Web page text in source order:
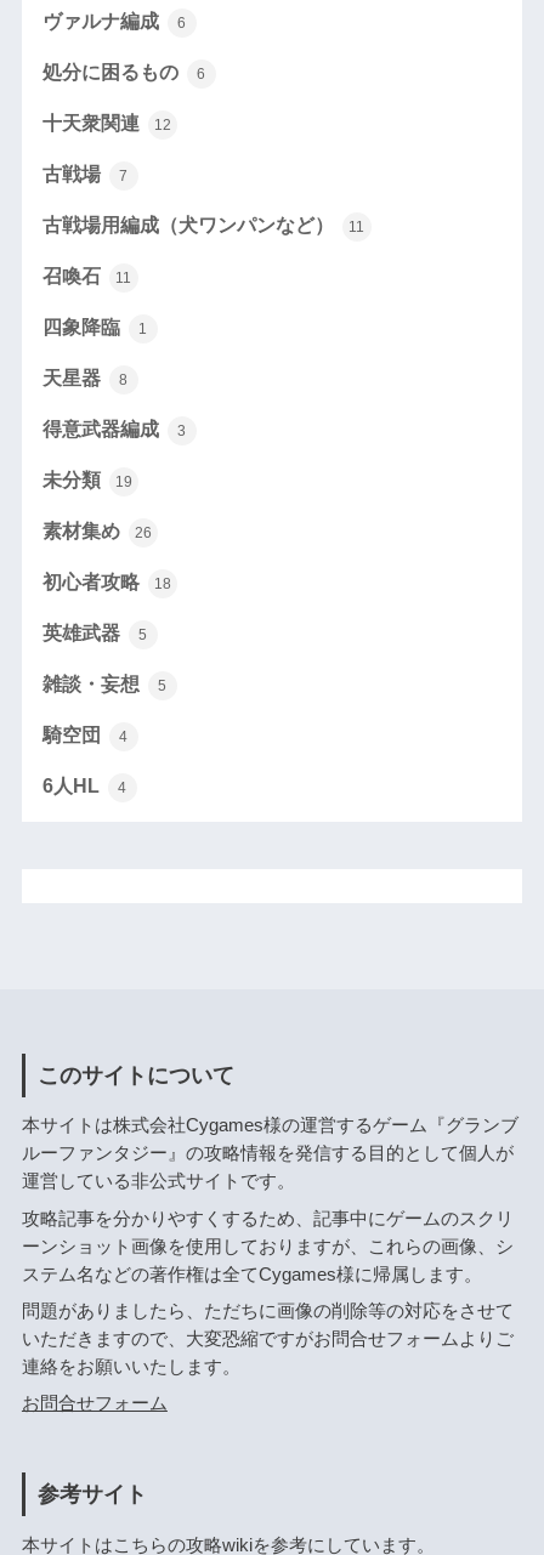
ヴァルナ編成 6
処分に困るもの 6
十天衆関連 12
古戦場 7
古戦場用編成（犬ワンパンなど） 11
召喚石 11
四象降臨 1
天星器 8
得意武器編成 3
未分類 19
素材集め 26
初心者攻略 18
英雄武器 5
雑談・妄想 5
騎空団 4
6人HL 4
このサイトについて
本サイトは株式会社Cygames様の運営するゲーム『グランブ
ルーファンタジー』の攻略情報を発信する目的として個人が
運営している非公式サイトです。
攻略記事を分かりやすくするため、記事中にゲームのスクリ
ーンショット画像を使用しておりますが、これらの画像、シ
ステム名などの著作権は全てCygames様に帰属します。
問題がありましたら、ただちに画像の削除等の対応をさせて
いただきますので、大変恐縮ですがお問合せフォームよりご
連絡をお願いいたします。
お問合せフォーム
参考サイト
本サイトはこちらの攻略wikiを参考にしています。